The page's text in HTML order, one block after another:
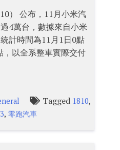
） 公布，11月小米汽
4萬台，數據來自小米
計時間為11月1日0點
，以全系整車實際交付
Tagged 1810,
,零跑汽車